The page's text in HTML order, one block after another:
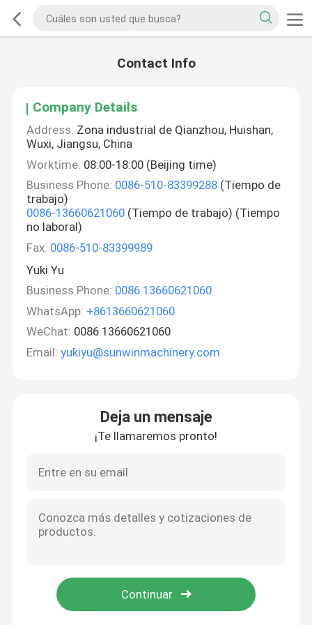
Contact Info
Company Details
Address: Zona industrial de Qianzhou, Huishan,
Wuxi, Jiangsu, China
Worktime: 08:00-18:00 (Beijing time)
Business Phone: 0086-510-83399288 (Tiempo de
trabajo)
0086-13660621060 (Tiempo de trabajo) (Tiempo
no laboral)
Fax: 0086-510-83399989
Yuki Yu
Business Phone: 0086 13660621060
WhatsApp: +8613660621060
WeChat: 0086 13660621060
Email: yukiyu@sunwinmachinery.com
Deja un mensaje
¡Te llamaremos pronto!